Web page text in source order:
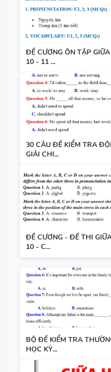
ĐỀ CƯƠNG ÔN TẬP
10 - 11 ...
30 CÂU ĐỀ KIỂM TRA
GIẢI CHI...
ĐỀ CƯƠNG - ĐỀ THI
10 - C...
BỘ ĐỀ KIỂM TRA
HỌC KỲ...